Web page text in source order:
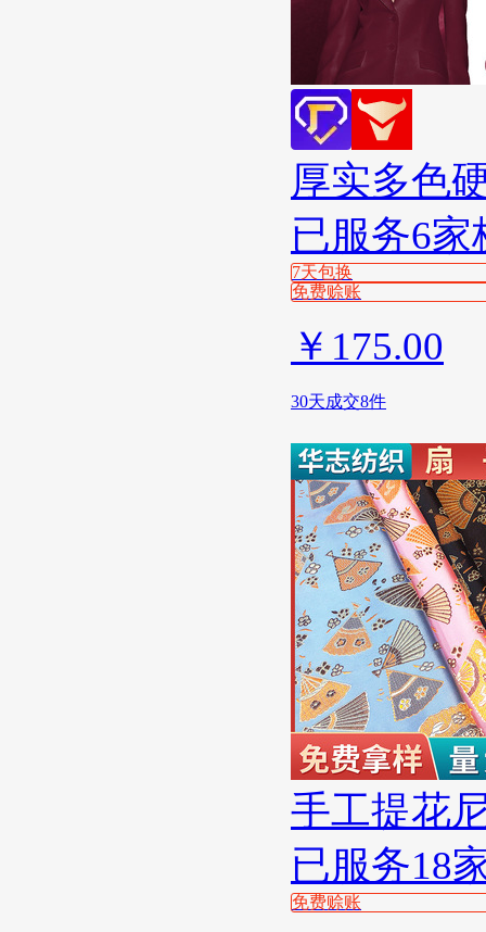
厚实多色
已服务6家
7天包换
免费赊账
￥ 175.00
30天成交8件
手工提花
已服务18
免费赊账